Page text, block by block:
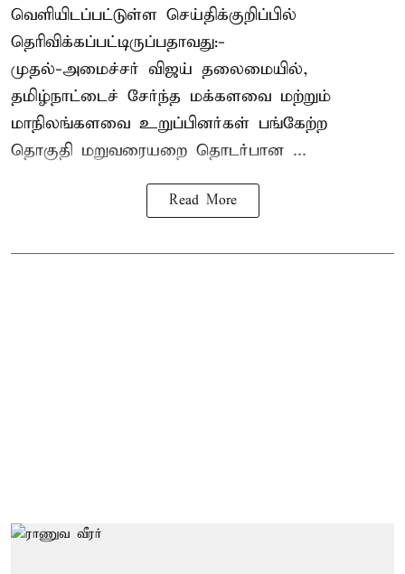
வெளியிடப்பட்டுள்ள செய்திக்குறிப்பில்
தெரிவிக்கப்பட்டிருப்பதாவது:-
முதல்-அமைச்சர் விஜய் தலைமையில்,
தமிழ்நாட்டைச் சேர்ந்த மக்களவை மற்றும்
மாநிலங்களவை உறுப்பினர்கள் பங்கேற்ற
தொகுதி மறுவரையறை தொடர்பான ...
Read More